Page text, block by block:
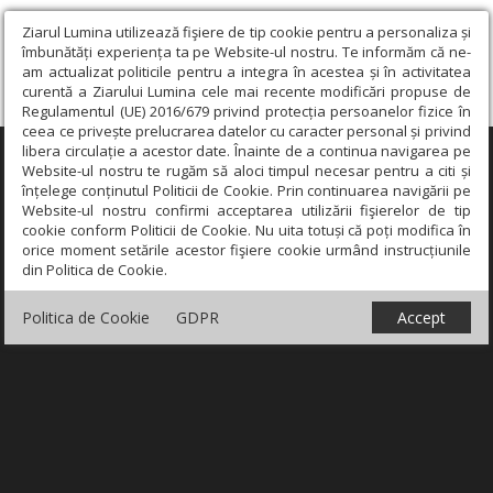
Ziarul Lumina utilizează fişiere de tip cookie pentru a personaliza și
îmbunătăți experiența ta pe Website-ul nostru. Te informăm că ne-
am actualizat politicile pentru a integra în acestea și în activitatea
curentă a Ziarului Lumina cele mai recente modificări propuse de
Regulamentul (UE) 2016/679 privind protecția persoanelor fizice în
ceea ce privește prelucrarea datelor cu caracter personal și privind
libera circulație a acestor date. Înainte de a continua navigarea pe
Website-ul nostru te rugăm să aloci timpul necesar pentru a citi și
înțelege conținutul Politicii de Cookie. Prin continuarea navigării pe
Website-ul nostru confirmi acceptarea utilizării fişierelor de tip
cookie conform Politicii de Cookie. Nu uita totuși că poți modifica în
orice moment setările acestor fişiere cookie urmând instrucțiunile
din Politica de Cookie.
Politica de Cookie GDPR Accept
×